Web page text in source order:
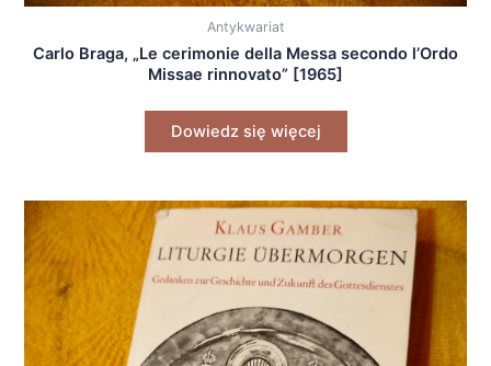
Antykwariat
Carlo Braga, „Le cerimonie della Messa secondo l’Ordo
Missae rinnovato” [1965]
Dowiedz się więcej